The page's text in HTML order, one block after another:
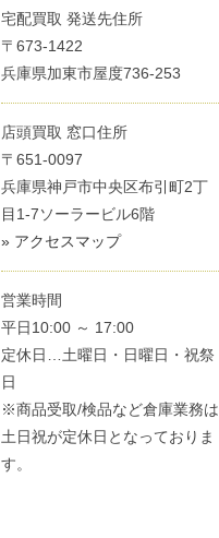
宅配買取 発送先住所
〒673-1422
兵庫県加東市屋度736-253
店頭買取 窓口住所
〒651-0097
兵庫県神戸市中央区布引町2丁
目1-7ソーラービル6階
» アクセスマップ
営業時間
平日10:00 ～ 17:00
定休日…土曜日・日曜日・祝祭
日
※商品受取/検品など倉庫業務は
土日祝が定休日となっておりま
す。